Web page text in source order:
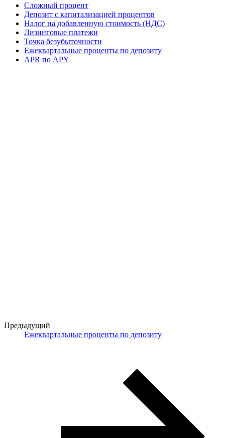
Сложный процент
Депозит с капитализацией процентов
Налог на добавленную стоимость (НДС)
Лизинговые платежи
Точка безубыточности
Ежеквартальные проценты по депозиту
APR по APY
Предыдущий
Ежеквартальные проценты по депозиту